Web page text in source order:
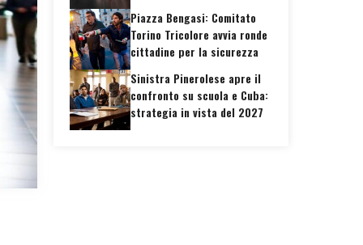
Piazza Bengasi: Comitato
Torino Tricolore avvia ronde
cittadine per la sicurezza
Sinistra Pinerolese apre il
confronto su scuola e Cuba:
strategia in vista del 2027